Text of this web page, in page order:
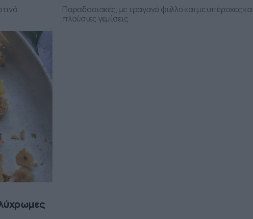
Παραδοσιακές, με τραγανό φύλλο και με υπέροχες
πλούσιες γεμίσεις